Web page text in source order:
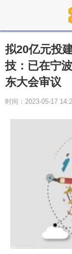
拟20亿元投
技：已在宁
东大会审议
时间：2023-05-17